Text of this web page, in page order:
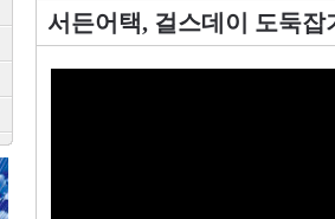
서든어택, 걸스데이 도둑잡